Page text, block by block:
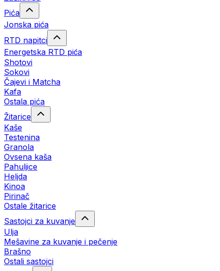
Pića
Jonska pića
RTD napitci
Energetska RTD pića
Shotovi
Sokovi
Čajevi i Matcha
Kafa
Ostala pića
Žitarice
Kaše
Testenina
Granola
Ovsena kaša
Pahuljice
Heljda
Kinoa
Pirinač
Ostale žitarice
Sastojci za kuvanje
Ulja
Mešavine za kuvanje i pečenje
Brašno
Ostali sastojci